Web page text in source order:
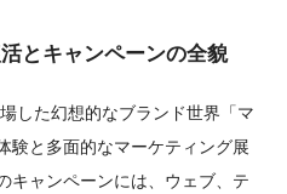
とキャンペーンの全貌
した幻想的なブランド世界「マ
験と多面的なマーケティング展
キャンペーンには、ウェブ、テ